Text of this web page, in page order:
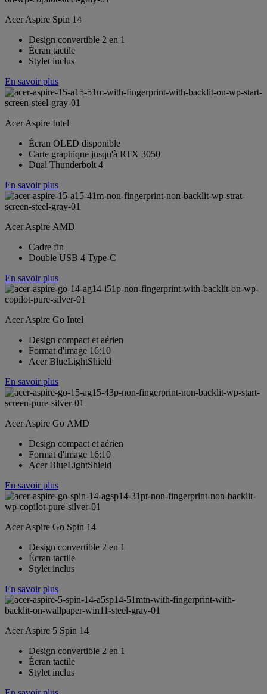
Acer Aspire Spin 14
Design convertible 2 en 1
Écran tactile
Stylet inclus
En savoir plus
Acer Aspire Intel
Écran OLED disponible
Carte graphique jusqu'à RTX 3050
Dual Thunderbolt 4
En savoir plus
Acer Aspire AMD
Cadre fin
Double USB 4 Type-C
En savoir plus
Acer Aspire Go Intel
Design compact et aérien
Format d'image 16:10
Acer BlueLightShield
En savoir plus
Acer Aspire Go AMD
Design compact et aérien
Format d'image 16:10
Acer BlueLightShield
En savoir plus
Acer Aspire Go Spin 14
Design convertible 2 en 1
Écran tactile
Stylet inclus
En savoir plus
Acer Aspire 5 Spin 14
Design convertible 2 en 1
Écran tactile
Stylet inclus